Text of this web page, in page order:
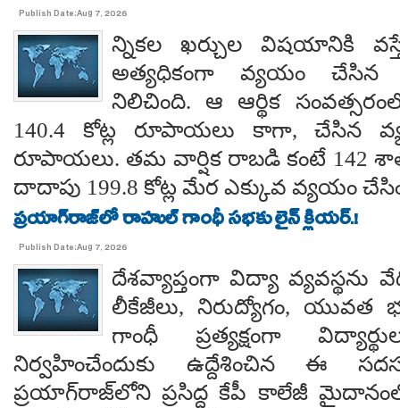
Publish Date:Aug 7, 2026
న్నికల ఖర్చుల విషయానికి
అత్యధికంగా వ్యయం చేసిన
నిలిచింది. ఆ ఆర్థిక
140.4 కోట్ల రూపాయలు కాగా, చేసిన
రూపాయలు. తమ వార్షిక రాబడి కంటే 142
దాదాపు 199.8 కోట్ల మేర ఎక్కువ వ్యయం
ప్రయాగ్‌రాజ్‌లో రాహుల్ గాంధీ సభకు లైన్ క్లియర్.!
Publish Date:Aug 7, 2026
దేశవ్యాప్తంగా విద్యా వ్యవస్థను
లీకేజీలు, నిరుద్యోగం, యువత
గాంధీ ప్రత్యక్షంగా
నిర్వహించేందుకు ఉద్దేశించిన ఈ
ప్రయాగ్‌రాజ్‌లోని ప్రసిద్ధ కేపీ కాలేజీ మైదానంలో